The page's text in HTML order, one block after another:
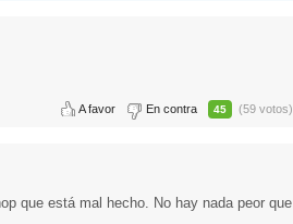
A favor En contra 45 (59 votos)
que está mal hecho. No hay nada peor que